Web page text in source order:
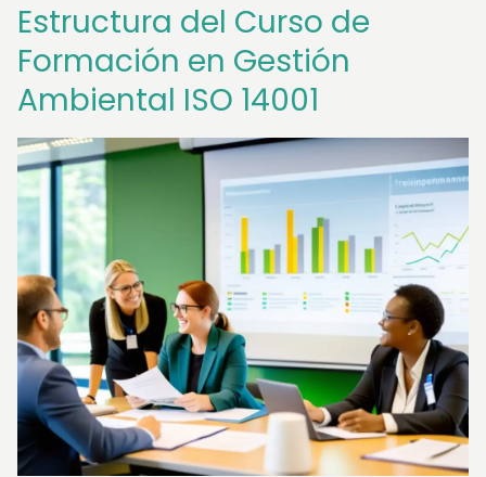
Estructura del Curso de
Formación en Gestión
Ambiental ISO 14001